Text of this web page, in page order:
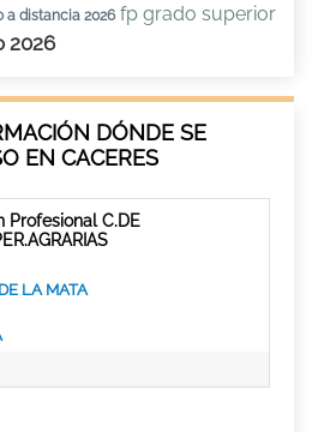
a distancia 2026 fp grado superior
2026
DÓNDE SE
EN CACERES
Profesional C.DE
LA MATA